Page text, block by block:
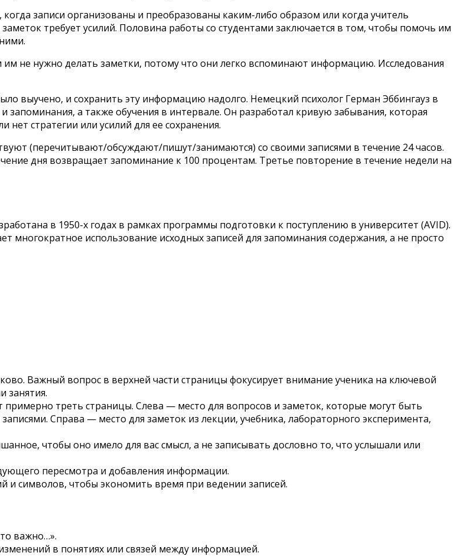
записи организованы и преобразованы каким-либо образом или когда учитель
требует усилий. Половина работы со студентами заключается в том, чтобы помочь им
им не нужно делать заметки, потому что они легко вспоминают информацию. Исследования
выучено, и сохранить эту информацию надолго. Немецкий психолог Герман Эббингауз в
а также обучения в интервале. Он разработал кривую забывания, которая
стратегии или усилий для ее сохранения.
(перечитывают/обсуждают/пишут/занимаются) со своими записями в течение 24 часов.
дня возвращает запоминание к 100 процентам. Третье повторение в течение недели на
в 1950-х годах в рамках программы подготовки к поступлению в университет (AVID).
многократное использование исходных записей для запоминания содержания, а не просто
Важный вопрос в верхней части страницы фокусирует внимание ученика на ключевой
занятия.
треть страницы. Слева — место для вопросов и заметок, которые могут быть
Справа — место для заметок из лекции, учебника, лабораторного эксперимента,
чтобы оно имело для вас смысл, а не записывать дословно то, что услышали или
пересмотра и добавления информации.
и символов, чтобы экономить время при ведении записей.
важно…».
в понятиях или связей между информацией.